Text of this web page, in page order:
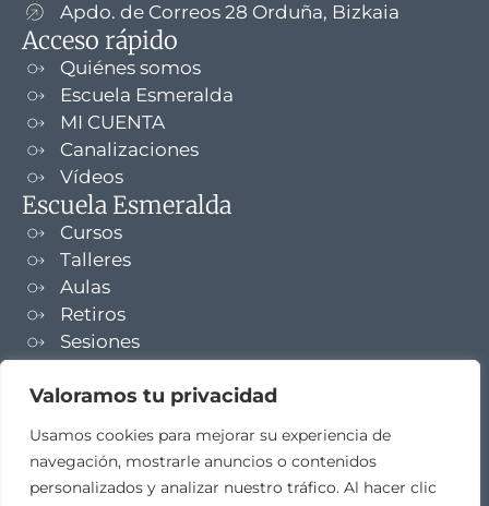
Valoramos tu privacidad
Usamos cookies para mejorar su experiencia de
navegación, mostrarle anuncios o contenidos
personalizados y analizar nuestro tráfico. Al hacer clic
Apdo. de Correos 28 Orduña, Bizkaia
Acceso rápido
Quiénes somos
Escuela Esmeralda
MI CUENTA
Canalizaciones
Vídeos
Escuela Esmeralda
Cursos
Talleres
Aulas
Retiros
Sesiones
NEWSLETTER
TELEGRAM